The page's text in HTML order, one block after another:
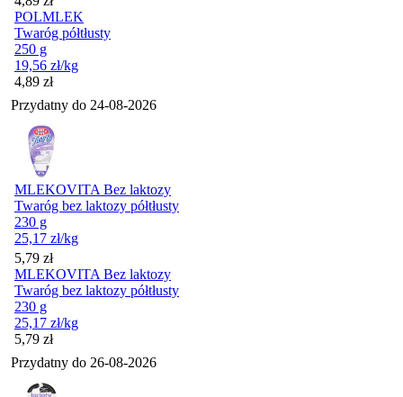
POLMLEK
Twaróg półtłusty
250 g
19,56 zł/kg
Cena
4,89 zł
Przydatny do 24-08-2026
MLEKOVITA Bez laktozy
Twaróg bez laktozy półtłusty
230 g
25,17 zł/kg
Cena
5,79 zł
MLEKOVITA Bez laktozy
Twaróg bez laktozy półtłusty
230 g
25,17 zł/kg
Cena
5,79 zł
Przydatny do 26-08-2026